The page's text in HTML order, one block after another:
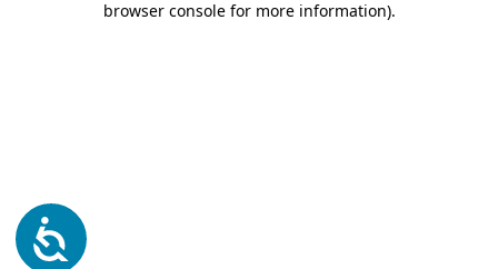
browser console for more information).